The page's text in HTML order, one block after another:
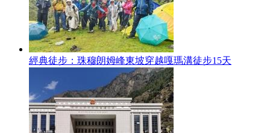
經典徒步：珠穆朗姆峰東坡穿越嘎瑪溝徒步15天